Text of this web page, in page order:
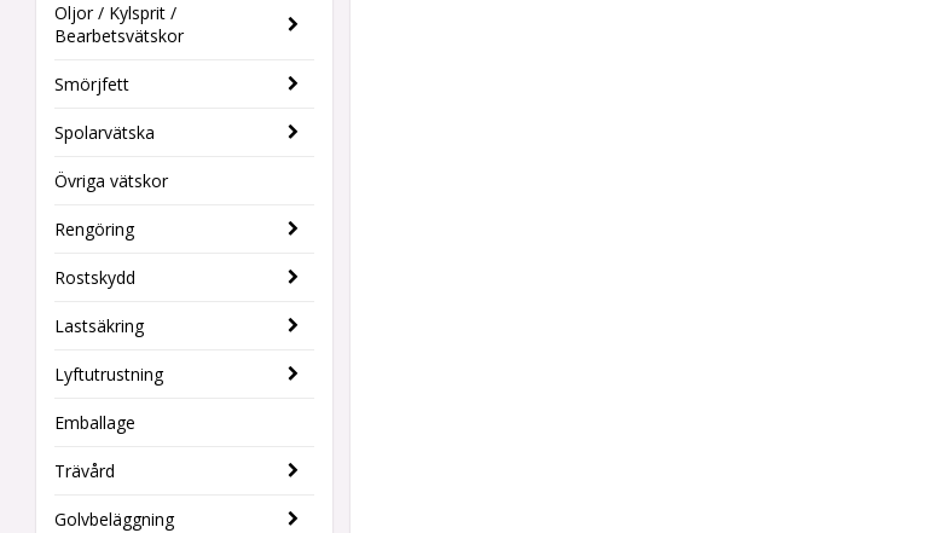
Oljor / Kylsprit /
Bearbetsvätskor
Smörjfett
Spolarvätska
Övriga vätskor
Rengöring
Rostskydd
Lastsäkring
Lyftutrustning
Emballage
Trävård
Golvbeläggning